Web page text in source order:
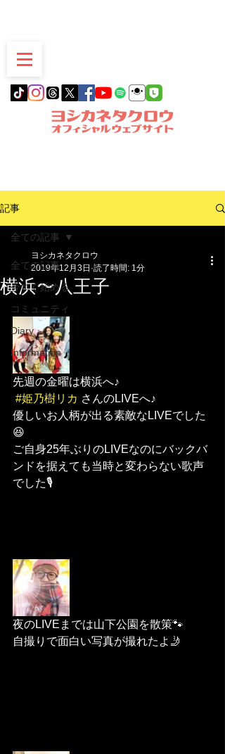
記事
全ての記事
今すぐ始める
コミュニティ
Diary
Information
全ての記事
横浜〜八王子
ヨシカネタクロウ
2019年12月3日 読了時間: 1分
先週の金曜は横浜へ♪
#姫乃樹リカ さんのLIVEへ♪
優しいお人柄が出る素敵なLIVEでした
😆
ご自身25年ぶりのLIVEなのにバックバ
ンドを据えても当時と変わらない歌声
でした🎙
夜のLIVEまでは山下公園を散策🐾
自撮りで面白い写真が撮れたよ🤳